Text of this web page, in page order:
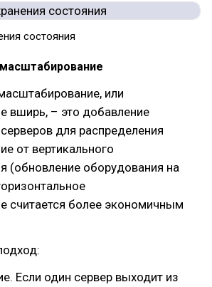
состояния
или
вширь, – это добавление
для распределения
от вертикального
(обновление оборудования на
считается более экономичным
Если один сервер выходит из